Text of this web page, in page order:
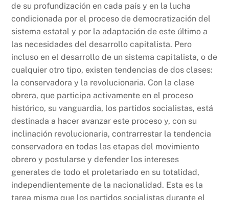
de su profundización en cada país y en la lucha
condicionada por el proceso de democratización del
sistema estatal y por la adaptación de este último a
las necesidades del desarrollo capitalista. Pero
incluso en el desarrollo de un sistema capitalista, o de
cualquier otro tipo, existen tendencias de dos clases:
la conservadora y la revolucionaria. Con la clase
obrera, que participa activamente en el proceso
histórico, su vanguardia, los partidos socialistas, está
destinada a hacer avanzar este proceso y, con su
inclinación revolucionaria, contrarrestar la tendencia
conservadora en todas las etapas del movimiento
obrero y postularse y defender los intereses
generales de todo el proletariado en su totalidad,
independientemente de la nacionalidad. Esta es la
tarea misma que los partidos socialistas durante el